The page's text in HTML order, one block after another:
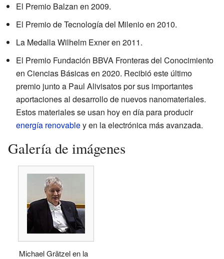
El Premio Balzan en 2009.
El Premio de Tecnología del Milenio en 2010.
La Medalla Wilhelm Exner en 2011.
El Premio Fundación BBVA Fronteras del Conocimiento
en Ciencias Básicas en 2020. Recibió este último
premio junto a Paul Alivisatos por sus importantes
aportaciones al desarrollo de nuevos nanomateriales.
Estos materiales se usan hoy en día para producir
energía renovabley en la electrónica más avanzada.
Galería de imágenes
Michael Grätzel en la